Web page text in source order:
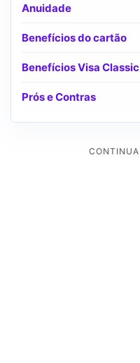
Anuidade
Benefícios do cartão
Benefícios Visa Classic
Prós e Contras